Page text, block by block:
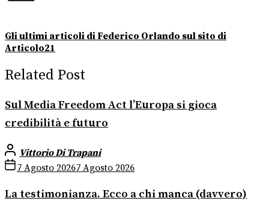
Gli ultimi articoli di Federico Orlando sul sito di
Articolo21
Related Post
Sul Media Freedom Act l’Europa si gioca
credibilità e futuro
Vittorio Di Trapani
7 Agosto 20267 Agosto 2026
La testimonianza. Ecco a chi manca (davvero)